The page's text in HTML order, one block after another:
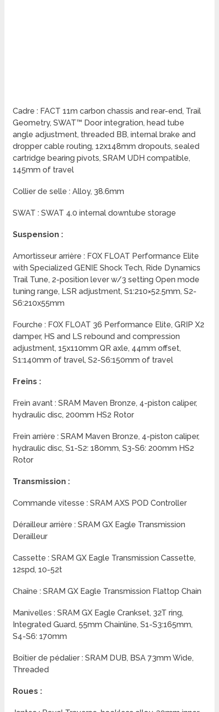
Cadre : FACT 11m carbon chassis and rear-end, Trail
Geometry, SWAT™ Door integration, head tube
angle adjustment, threaded BB, internal brake and
dropper cable routing, 12x148mm dropouts, sealed
cartridge bearing pivots, SRAM UDH compatible,
145mm of travel
Collier de selle : Alloy, 38.6mm
SWAT : SWAT 4.0 internal downtube storage
Suspension :
Amortisseur arrière : FOX FLOAT Performance Elite
with Specialized GENIE Shock Tech, Ride Dynamics
Trail Tune, 2-position lever w/3 setting Open mode
tuning range, LSR adjustment, S1:210×52.5mm, S2-
S6:210x55mm
Fourche : FOX FLOAT 36 Performance Elite, GRIP X2
damper, HS and LS rebound and compression
adjustment, 15x110mm QR axle, 44mm offset,
S1:140mm of travel, S2-S6:150mm of travel
Freins :
Frein avant : SRAM Maven Bronze, 4-piston caliper,
hydraulic disc, 200mm HS2 Rotor
Frein arrière : SRAM Maven Bronze, 4-piston caliper,
hydraulic disc, S1-S2: 180mm, S3-S6: 200mm HS2
Rotor
Transmission :
Commande vitesse : SRAM AXS POD Controller
Dérailleur arrière : SRAM GX Eagle Transmission
Derailleur
Cassette : SRAM GX Eagle Transmission Cassette,
12spd, 10-52t
Chaîne : SRAM GX Eagle Transmission Flattop Chain
Manivelles : SRAM GX Eagle Crankset, 32T ring,
Integrated Guard, 55mm Chainline, S1-S3:165mm,
S4-S6: 170mm
Boîtier de pédalier : SRAM DUB, BSA 73mm Wide,
Threaded
Roues :